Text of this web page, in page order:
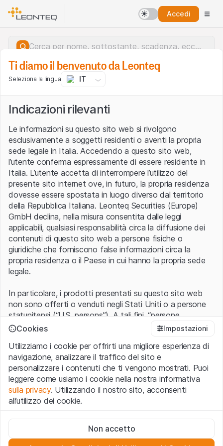
Accedi
Errore del server.
Ti diamo il benvenuto da Leonteq
Seleziona la lingua IT
Indicazioni rilevanti
Le informazioni su questo sito web si rivolgono
esclusivamente a soggetti residenti o aventi la propria
sede legale in Italia. Accedendo a questo sito web,
l’utente conferma espressamente di essere residente in
Italia. L’utente accetta di interrompere l’utilizzo del
presente sito internet ove, in futuro, la propria residenza
dovesse essere spostata in luogo diverso dal territorio
della Repubblica Italiana. Leonteq Securities (Europe)
GmbH declina, nella misura consentita dalle leggi
applicabili, qualsiasi responsabilità circa la diffusione dei
contenuti di questo sito web a persone fisiche o
giuridiche che forniscono false informazioni circa la
propria residenza o il Paese in cui hanno la propria sede
legale.
In particolare, i prodotti presentati su questo sito web
non sono offerti o venduti negli Stati Uniti o a persone
statunitensi (“U.S. persons”). A tali fini, “persone
statunitensi” vanno intese nel significato ad esse ascritto
1933 che include le persone residenti negli Stati Uniti
d’America, le società per azioni e le altre forme societarie
americane.
Condizioni di utilizzo e informazioni legali
Con l’accesso al sito web (di seguito, il “Sito”) si dichiara
avvertenze importanti e le condizioni di utilizzo ivi rese
Cookies Impostazioni
Utilizziamo i cookie per offrirti una migliore esperienza di
navigazione, analizzare il traffico del sito e
personalizzare i contenuti che ti vengono mostrati. Puoi
leggere come usiamo i cookie nella nostra informativa
sulla privacy. Utilizzando il nostro sito, acconsenti
all’utilizzo dei cookie.
Questi cookie sono necessari per il funzionamento del sito
web e non possono essere disattivati.
Non accetto